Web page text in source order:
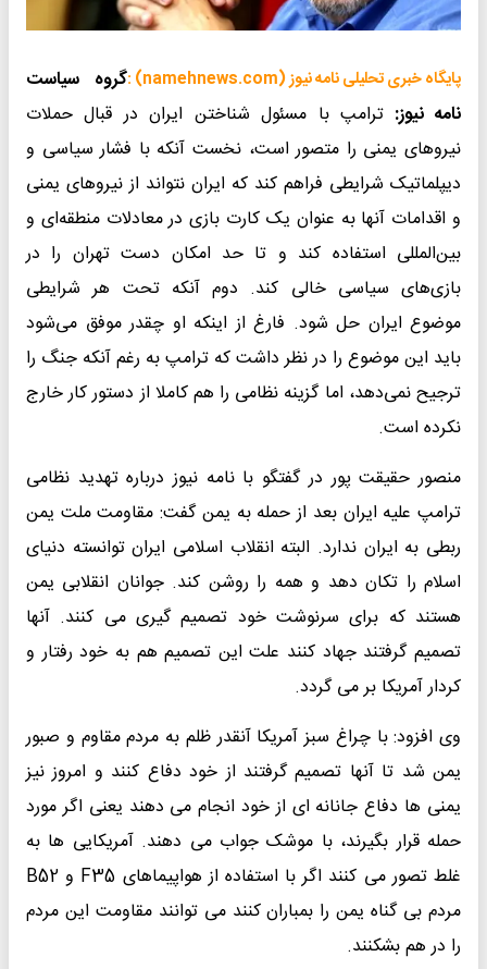
پایگاه خبری تحلیلی نامه نیوز (namehnews.com) :
گروه سیاست
نامه نیوز: ترامپ با مسئول شناختن ایران در قبال حملات
نیرو‌های یمنی را متصور است، نخست آنکه با فشار سیاسی و
دیپلماتیک شرایطی فراهم کند که ایران نتواند از نیرو‌های یمنی
و اقدامات آنها به عنوان یک کارت بازی در معادلات منطقه‌ای و
بین‌المللی استفاده کند و تا حد امکان دست تهران را در
بازی‌های سیاسی خالی کند. دوم آنکه تحت هر شرایطی
موضوع ایران حل شود. فارغ از اینکه او چقدر موفق می‌شود
باید این موضوع را در نظر داشت که ترامپ به رغم آنکه جنگ را
ترجیح نمی‌دهد، اما گزینه نظامی را هم کاملا از دستور کار خارج
نکرده است.
منصور حقیقت پور در گفتگو با نامه نیوز درباره تهدید نظامی
ترامپ علیه ایران بعد از حمله به یمن گفت: مقاومت ملت یمن
ربطی به ایران ندارد. البته انقلاب اسلامی ایران توانسته دنیای
اسلام را تکان دهد و همه را روشن کند. جوانان انقلابی یمن
هستند که برای سرنوشت خود تصمیم گیری می کنند. آنها
تصمیم گرفتند جهاد کنند علت این تصمیم هم به خود رفتار و
کردار آمریکا بر می گردد.
وی افزود: با چراغ سبز آمریکا آنقدر ظلم به مردم مقاوم و صبور
یمن شد تا آنها تصمیم گرفتند از خود دفاع کنند و امروز نیز
یمنی ها دفاع جانانه ای از خود انجام می دهند یعنی اگر مورد
حمله قرار بگیرند، با موشک جواب می دهند. آمریکایی ها به
غلط تصور می کنند اگر با استفاده از هواپیماهای F35 و B52
مردم بی گناه یمن را بمباران کنند می توانند مقاومت این مردم
را در هم بشکنند.